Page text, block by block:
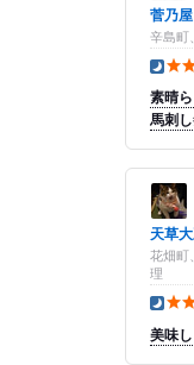
菅乃
辛島町
夜の
素晴
馬刺
天草
花畑町
理
夜の
美味